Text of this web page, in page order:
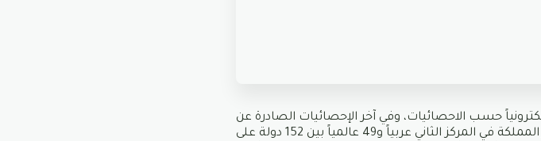
من سكان العالم إلكترونياً حسب الاحصائيات، وفي آخر الإحصائيات الصادرة عن
مؤتمر الأمم المتحدة للتجارة والتنمية " الأونكتاد " تظهر المملكة في المركز الثاني عربياً و49 عالمياً بين 152 دولة على